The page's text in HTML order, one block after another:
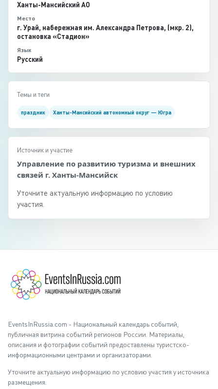
Ханты-Мансийский АО
Место
г. Урай, набережная им. Александра Петрова, (мкр. 2),
остановка «Стадион»
Язык
Русский
Темы и теги
праздник Ханты-Мансийский автономный округ — Югра
Источник и участие
Управление по развитию туризма и внешних
связей г. Ханты-Мансийск
Уточните актуальную информацию по условию
участия.
EventsInRussia.com - Национальный календарь событий,
публичная витрина событий регионов России. Материалы,
описания и фотографии событий предоставлены туристско-
информационными центрами и организаторами.
Уточните актуальную информацию по условию участия у источника
размещения.